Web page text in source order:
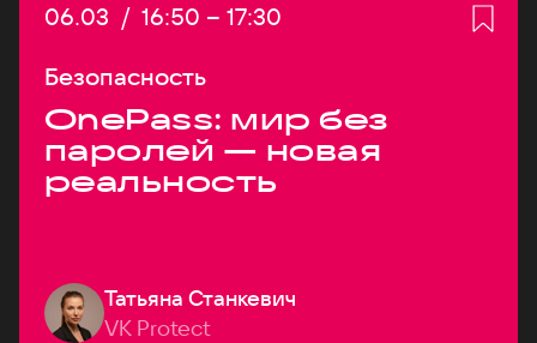
Дата:
06.03 / Начало:
16:50 – Конец:
17:30
Безопасность
OnePass: мир без
паролей — новая
реальность
Татьяна Станкевич
VK Protect